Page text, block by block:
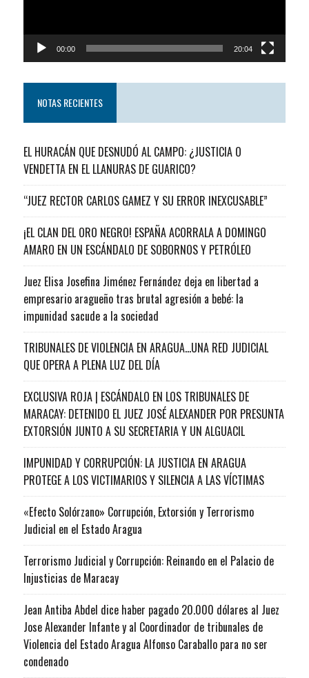
00:00 20:04
NOTAS RECIENTES
EL HURACÁN QUE DESNUDÓ AL CAMPO: ¿JUSTICIA O
VENDETTA EN EL LLANURAS DE GUARICO?
“JUEZ RECTOR CARLOS GAMEZ Y SU ERROR INEXCUSABLE”
¡EL CLAN DEL ORO NEGRO! ESPAÑA ACORRALA A DOMINGO
AMARO EN UN ESCÁNDALO DE SOBORNOS Y PETRÓLEO
Juez Elisa Josefina Jiménez Fernández deja en libertad a
empresario aragueño tras brutal agresión a bebé: la
impunidad sacude a la sociedad
TRIBUNALES DE VIOLENCIA EN ARAGUA…UNA RED JUDICIAL
QUE OPERA A PLENA LUZ DEL DÍA
EXCLUSIVA ROJA | ESCÁNDALO EN LOS TRIBUNALES DE
MARACAY: DETENIDO EL JUEZ JOSÉ ALEXANDER POR PRESUNTA
EXTORSIÓN JUNTO A SU SECRETARIA Y UN ALGUACIL
IMPUNIDAD Y CORRUPCIÓN: LA JUSTICIA EN ARAGUA
PROTEGE A LOS VICTIMARIOS Y SILENCIA A LAS VÍCTIMAS
«Efecto Solórzano» Corrupción, Extorsión y Terrorismo
Judicial en el Estado Aragua
Terrorismo Judicial y Corrupción: Reinando en el Palacio de
Injusticias de Maracay
Jean Antiba Abdel dice haber pagado 20.000 dólares al Juez
Jose Alexander Infante y al Coordinador de tribunales de
Violencia del Estado Aragua Alfonso Caraballo para no ser
condenado